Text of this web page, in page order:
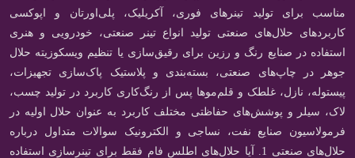
مناسب برای تولید تینرهای فوری، آکریلیک، پلی‌اورتان و اپوکسی
کاربردهای حلال‌های صنعتی تولید انواع تینر صنعتی، خودرویی و هنری
استفاده در صنایع رنگ و رزین برای رقیق‌سازی یا تنظیم ویسکوزیته حلال
جوهر در چاپ‌های صنعتی، بسته‌بندی و پلاستیک پاک‌سازی تجهیزات،
پیستوله، نازل، غلطک و قلم‌موها پس از رنگ‌کاری کاربرد در تولید چسب،
لاک، سیلر و پوشش‌های حفاظتی مختلف کاربرد به عنوان حلال اولیه در
فرمولاسیون صنایع نفت، نساجی و الکترونیک سوالات متداول درباره
حلال‌های صنعتی 1. آیا حلال‌های اطلس فام فقط برای تینرسازی استفاده